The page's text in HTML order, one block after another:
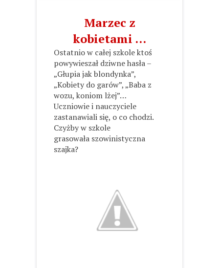
Marzec z
kobietami …
Ostatnio w całej szkole ktoś
powywieszał dziwne hasła –
„Głupia jak blondynka”,
„Kobiety do garów”, „Baba z
wozu, koniom lżej”…
Uczniowie i nauczyciele
zastanawiali się, o co chodzi.
Czyżby w szkole
grasowała szowinistyczna
szajka?